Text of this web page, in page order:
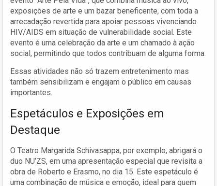
exposições de arte e um bazar beneficente, com toda a
arrecadação revertida para apoiar pessoas vivenciando
HIV/AIDS em situação de vulnerabilidade social. Este
evento é uma celebração da arte e um chamado à ação
social, permitindo que todos contribuam de alguma forma.
Essas atividades não só trazem entretenimento mas
também sensibilizam e engajam o público em causas
importantes.
Espetáculos e Exposições em
Destaque
O Teatro Margarida Schivasappa, por exemplo, abrigará o
duo NU’ZS, em uma apresentação especial que revisita a
obra de Roberto e Erasmo, no dia 15. Este espetáculo é
uma combinação de música e emoção, ideal para quem